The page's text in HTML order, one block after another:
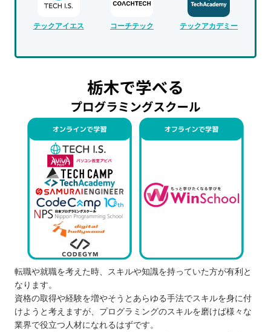
テックアイエス コーチテック テックアカデミー
転職や就職を考えた時、スキルや知識を持っていた方が有利と
なります。
資格の取得や経験を増やそうとあらゆる手法でスキルを身に付
けようと考えますが、プログラミングのスキルを磨けば様々な
業界で役立つ人材になれるはずです。